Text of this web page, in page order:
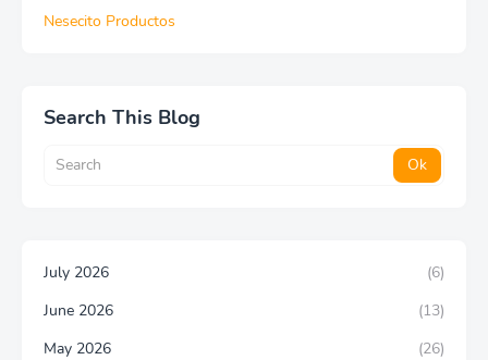
Nesecito Productos
Search This Blog
July 2026
(6)
June 2026
(13)
May 2026
(26)